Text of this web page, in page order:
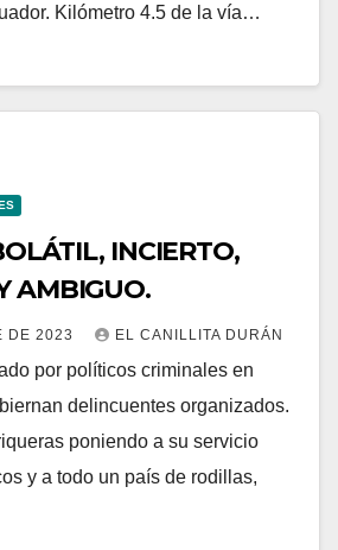
Kilómetro 4.5 de la vía…
INCIERTO,
AMBIGUO.
DE 2023 EL CANILLITA DURÁN
por políticos criminales en
delincuentes organizados.
poniendo a su servicio
y a todo un país de rodillas,